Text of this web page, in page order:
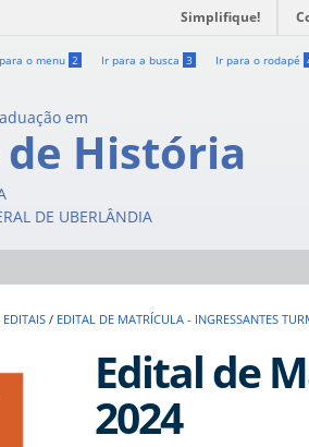
Simplifique!
o menu 2 Ir para a busca 3 Ir para o rodapé
em
de História
DE UBERLÂNDIA
EDITAIS / EDITAL DE MATRÍCULA - INGRESSANTES
Edital de
2024